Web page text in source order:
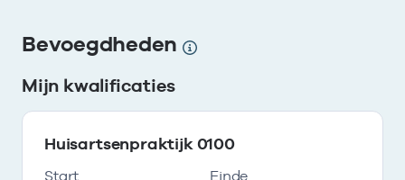
Bevoegdheden
Mijn kwalificaties
Huisartsenpraktijk 0100
Start
Einde